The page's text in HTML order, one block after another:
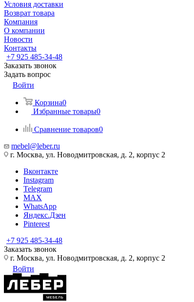
Условия доставки
Возврат товара
Компания
О компании
Новости
Контакты
+7 925 485-34-48
Заказать звонок
Задать вопрос
Войти
Корзина0
Избранные товары0
Сравнение товаров0
mebel@leber.ru
г. Москва, ул. Новодмитровская, д. 2, корпус 2
Вконтакте
Instagram
Telegram
MAX
WhatsApp
Яндекс.Дзен
Pinterest
+7 925 485-34-48
Заказать звонок
г. Москва, ул. Новодмитровская, д. 2, корпус 2
Войти